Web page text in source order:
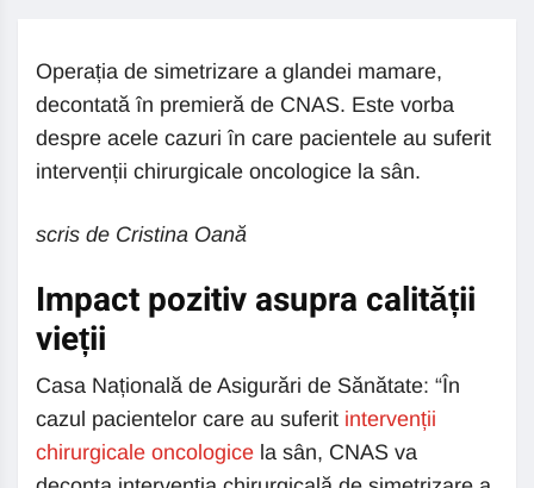
Operația de simetrizare a glandei mamare,
decontată în premieră de CNAS. Este vorba
despre acele cazuri în care pacientele au suferit
intervenții chirurgicale oncologice la sân.
scris de Cristina Oană
Impact pozitiv asupra calității
vieții
Casa Națională de Asigurări de Sănătate: “În
cazul pacientelor care au suferit intervenții
chirurgicale oncologice la sân, CNAS va